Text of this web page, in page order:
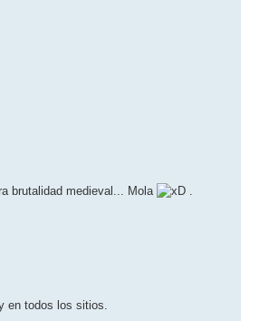
brutalidad medieval... Mola .
en todos los sitios.